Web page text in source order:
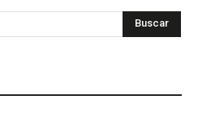
Buscar